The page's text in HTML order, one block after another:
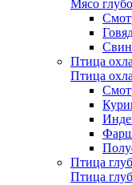
Мясо
Птица
Птица
Птица
Птица